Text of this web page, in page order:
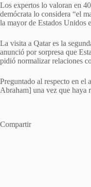
Los expertos lo valoran en
demócrata lo considera “el
la mayor de Estados Unidos
La visita a Qatar es la
anunció por sorpresa que
pidió normalizar relaciones
Preguntado al respecto en el
Abraham] una vez que haya
Compartir